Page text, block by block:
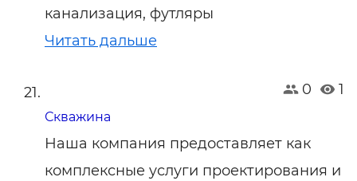
канализация, футляры
Читать дальше
0 1
Скважина
Наша компания предоставляет как
комплексные услуги проектирования и